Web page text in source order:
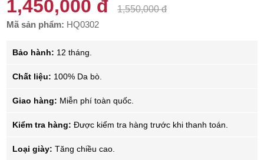
1,450,000 đ
1,550,000 đ
Mã sản phẩm: HQ0302
Bảo hành: 12 tháng.
Chất liệu: 100% Da bò.
Giao hàng: Miễn phí toàn quốc.
Kiểm tra hàng: Được kiểm tra hàng trước khi thanh toán.
Loại giày: Tăng chiều cao.